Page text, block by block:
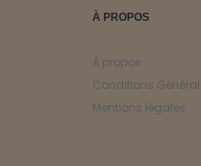
À PROPOS
À propos
Conditions
Mentions légales